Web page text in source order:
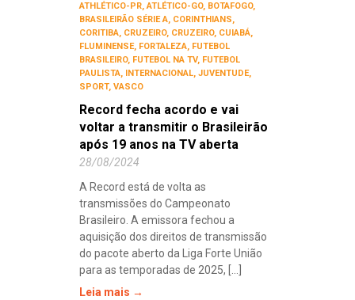
ATHLÉTICO-PR,ATLÉTICO-GO, BOTAFOGO,
BRASILEIRÃO SÉRIE A, CORINTHIANS,
CORITIBA, CRUZEIRO, CRUZEIRO, CUIABÁ,
FLUMINENSE, FORTALEZA, FUTEBOL
BRASILEIRO, FUTEBOL NA TV, FUTEBOL
PAULISTA, INTERNACIONAL, JUVENTUDE,
SPORT, VASCO
Record fecha acordo e vai
voltar a transmitir o Brasileirão
após 19 anos na TV aberta
28/08/2024
A Record está de volta as
transmissões do Campeonato
Brasileiro. A emissora fechou a
aquisição dos direitos de transmissão
do pacote aberto da Liga Forte União
para as temporadas de 2025, [...]
Leia mais →